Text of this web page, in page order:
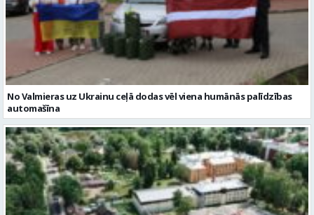
No Valmieras uz Ukrainu ceļā dodas vēl viena humānās palīdzības
automašīna